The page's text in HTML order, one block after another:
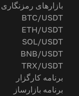
بازارهای رمزنگاری
BTC/USDT
ETH/USDT
SOL/USDT
BNB/USDT
TRX/USDT
برنامه کارگزار
برنامه بازارساز